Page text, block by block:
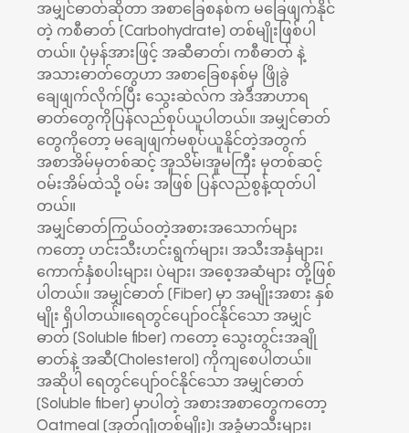
အမျှင်ဓာတ်ဆိုတာ အစာခြေစနစ်က မခြေဖျက်နိုင်
တဲ့ ကစီဓာတ် (Carbohydrate) တစ်မျိုးဖြစ်ပါ
တယ်။ ပုံမှန်အားဖြင့် အဆီဓာတ်၊ ကစီဓာတ် နဲ့
အသားဓာတ်တွေဟာ အစာခြေစနစ်မှ ဖြိုခွဲ
ချေဖျက်လိုက်ပြီး သွေးဆဲလ်က အဲဒီအာဟာရ
ဓာတ်တွေကိုပြန်လည်စုပ်ယူပါတယ်။ အမျှင်ဓာတ်
တွေကိုတော့ မချေဖျက်မစုပ်ယူနိုင်တဲ့အတွက်
အစာအိမ်မှတစ်ဆင့် အူသိမ်၊အူမကြီး မှတစ်ဆင့်
ဝမ်းအိမ်ထဲသို့ ဝမ်း အဖြစ် ပြန်လည်စွန့်ထုတ်ပါ
တယ်။
အမျှင်ဓာတ်ကြွယ်ဝတဲ့အစားအသောက်များ
ကတော့ ဟင်းသီးဟင်းရွက်များ၊ အသီးအနှံများ၊
ကောက်နှံစပါးများ၊ ပဲများ၊ အစေ့အဆံများ တို့ဖြစ်
ပါတယ်။ အမျှင်ဓာတ် (Fiber) မှာ အမျိုးအစား နှစ်
မျိုး ရှိပါတယ်။ရေတွင်ပျော်ဝင်နိုင်သော အမျှင်
ဓာတ် (Soluble fiber) ကတော့ သွေးတွင်းအချို
ဓာတ်နဲ့ အဆီ(Cholesterol) ကိုကျစေပါတယ်။
အဆိုပါ ရေတွင်ပျော်ဝင်နိုင်သော အမျှင်ဓာတ်
(Soluble fiber) မှာပါတဲ့ အစားအစာတွေကတော့
Oatmeal (အုတ်ဂျုံတစ်မျိုး)၊ အခွံမာသီးများ၊